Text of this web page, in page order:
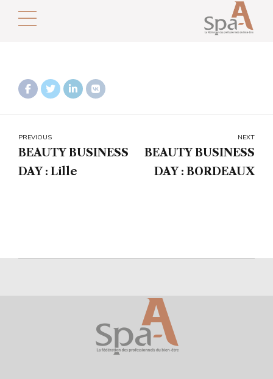
PREVIOUS
BEAUTY BUSINESS
DAY : Lille
NEXT
BEAUTY BUSINESS
DAY : BORDEAUX